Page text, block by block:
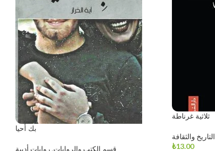
بك أحيا
قسم الكتب والروايات, روايات أدبية
ثلاثية غرناطة
التاريخ والثقافة
₺13.00